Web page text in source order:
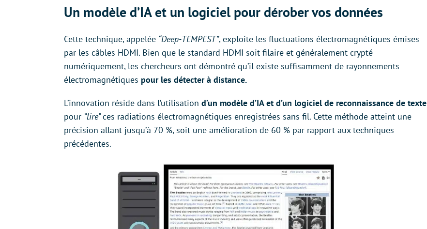
Un modèle d’IA et un logiciel pour dérober vos données
Cette technique, appelée “Deep-TEMPEST”, exploite les fluctuations électromagnétiques émises
par les câbles HDMI. Bien que le standard HDMI soit filaire et généralement crypté
numériquement, les chercheurs ont démontré qu’il existe suffisamment de rayonnements
électromagnétiques pour les détecter à distance.
L’innovation réside dans l’utilisation d’un modèle d’IA et d’un logiciel de reconnaissance de texte
pour “lire”ces radiations électromagnétiques enregistrées sans fil. Cette méthode atteint une
précision allant jusqu’à 70 %, soit une amélioration de 60 % par rapport aux techniques
précédentes.